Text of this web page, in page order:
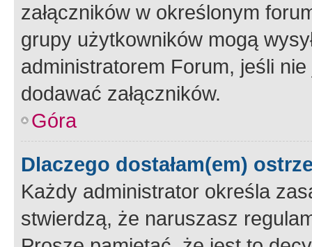
załączników w określonym
grupy użytkowników mogą
administratorem Forum, jeśli
dodawać załączników.
Góra
Dlaczego dostałam(em)
Każdy administrator określa
stwierdzą, że naruszasz